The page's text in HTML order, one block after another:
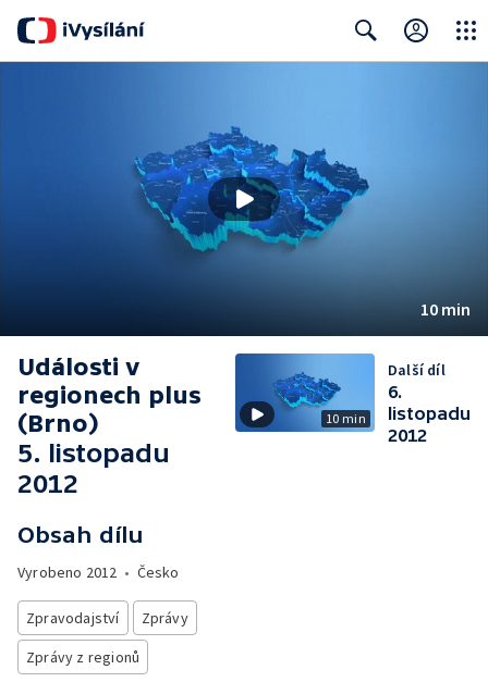
10 min
Události v
regionech plus
(Brno)
5. listopadu
2012
Obsah dílu
Vyrobeno 2012 • Česko
Zpravodajství
Zprávy
Zprávy z regionů
10 min
Další díl
6.
listopadu
2012